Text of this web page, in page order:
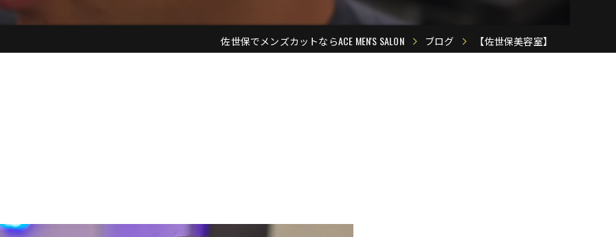
佐世保でメンズカットならACE MEN'S SALON ブログ 【佐世保美容室】